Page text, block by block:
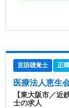
言語聴覚士 正
医療法人恵生
【東大阪市／近
士の求人